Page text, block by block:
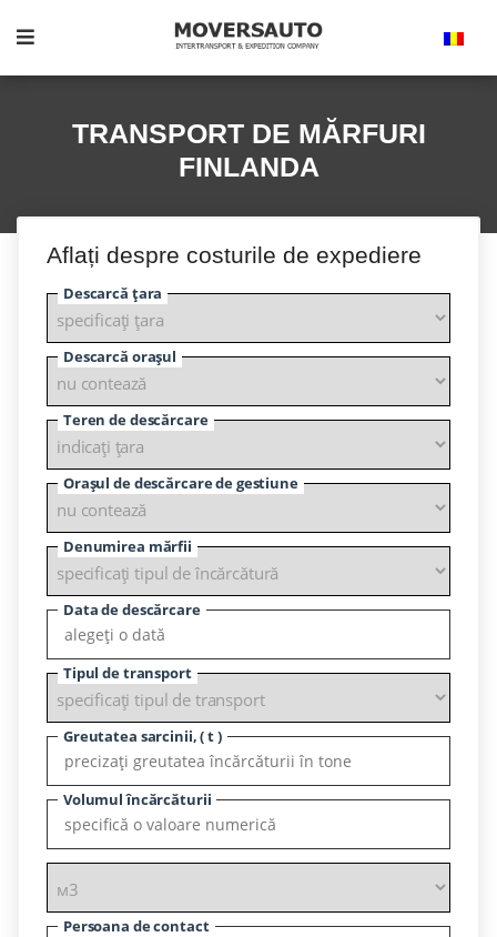
TRANSPORT DE MĂRFURI
FINLANDA
Aflați despre costurile de expediere
Descarcă țara
Descarcă orașul
Teren de descărcare
Orașul de descărcare de gestiune
Denumirea mărfii
Data de descărcare
Tipul de transport
Greutatea sarcinii, ( t )
Volumul încărcăturii
Persoana de contact